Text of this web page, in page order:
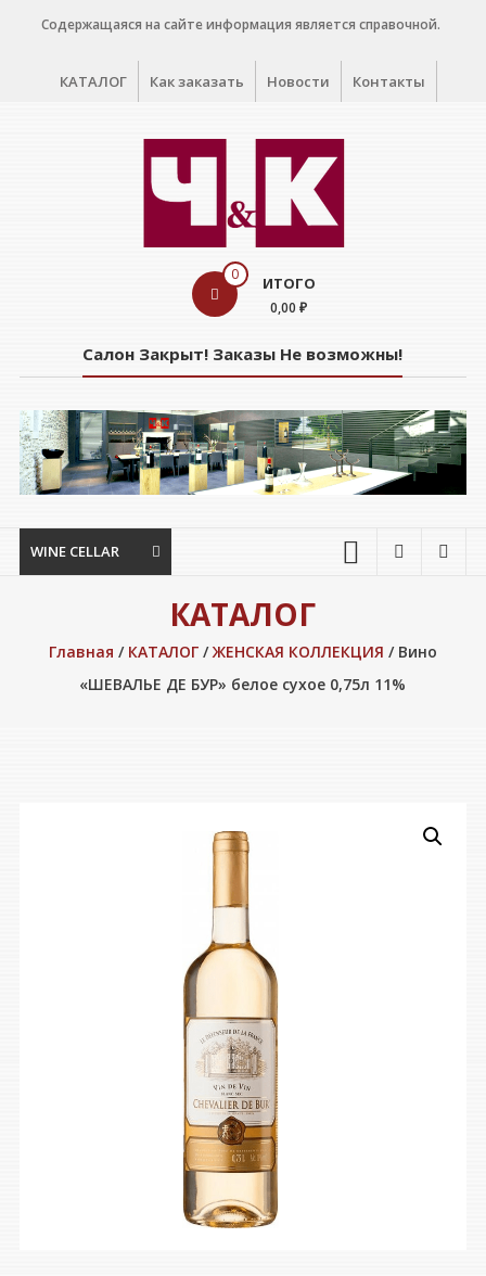
Содержащаяся на сайте информация является справочной.
КАТАЛОГ Как заказать Новости Контакты
дегустации
0 ИТОГО
0,00 ₽
Салон Закрыт! Заказы Не возможны!
WINE CELLAR
КАТАЛОГ
Главная / КАТАЛОГ/ЖЕНСКАЯ КОЛЛЕКЦИЯ / Вино
«ШЕВАЛЬЕ ДЕ БУР» белое сухое 0,75л 11%